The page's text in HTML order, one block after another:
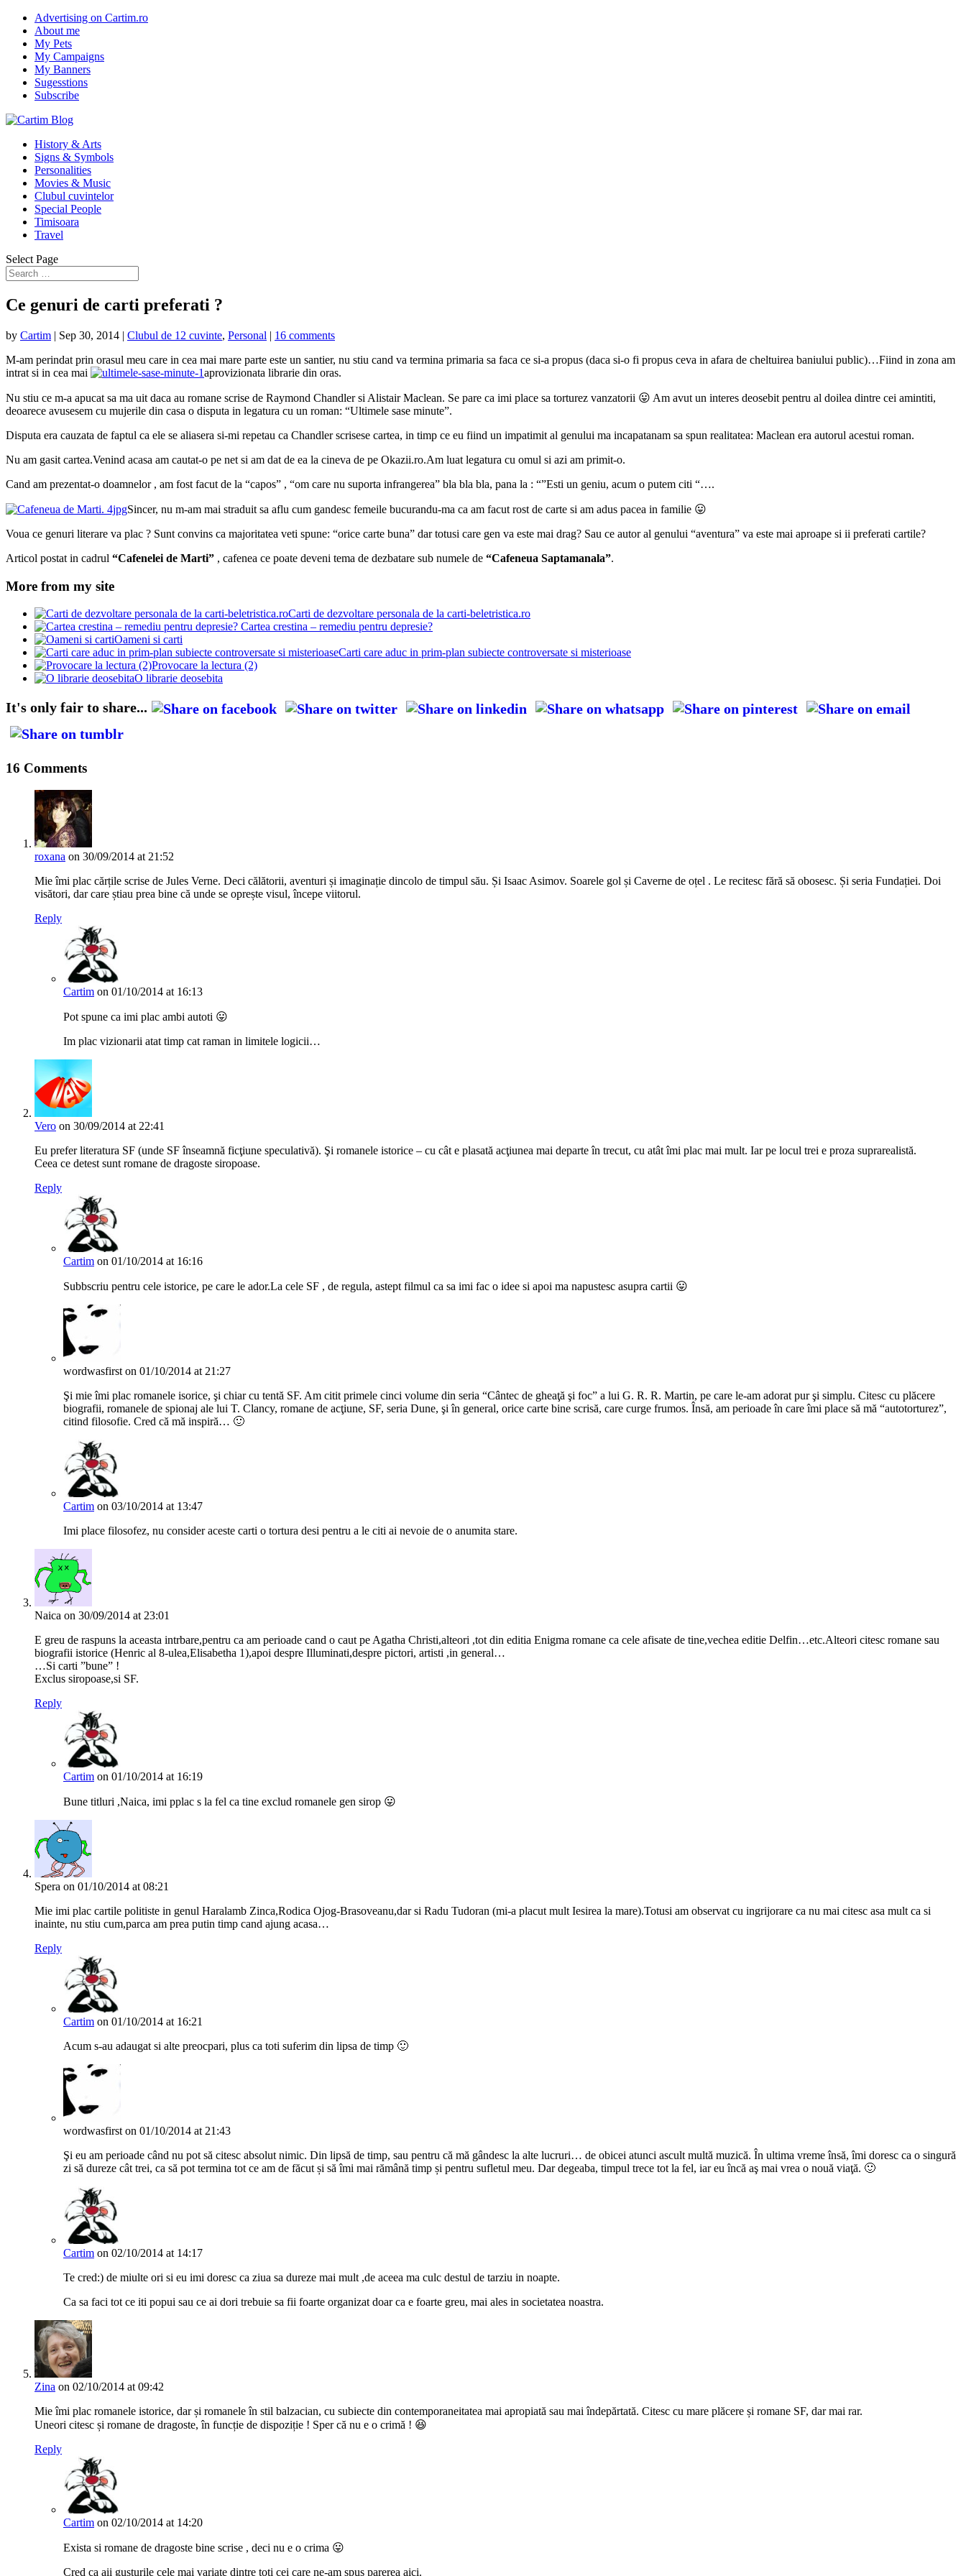
Advertising on Cartim.ro
About me
My Pets
My Campaigns
My Banners
Sugesstions
Subscribe
History & Arts
Signs & Symbols
Personalities
Movies & Music
Clubul cuvintelor
Special People
Timisoara
Travel
Select Page
Ce genuri de carti preferati ?
by Cartim | Sep 30, 2014 | Clubul de 12 cuvinte, Personal | 16 comments
M-am perindat prin orasul meu care in cea mai mare parte este un santier, nu stiu cand va termina primaria sa faca ce si-a propus (daca si-o fi propus ceva in afara de cheltuirea baniului public)…Fiind in zona am
intrat si in cea mai
aprovizionata librarie din oras.
Nu stiu ce m-a apucat sa ma uit daca au romane scrise de Raymond Chandler si Alistair Maclean. Se pare ca imi place sa torturez vanzatorii 😛 Am avut un interes deosebit pentru al doilea dintre cei amintiti,
deoarece avusesem cu mujerile din casa o disputa in legatura cu un roman: “Ultimele sase minute”.
Disputa era cauzata de faptul ca ele se aliasera si-mi repetau ca Chandler scrisese cartea, in timp ce eu fiind un impatimit al genului ma incapatanam sa spun realitatea: Maclean era autorul acestui roman.
Nu am gasit cartea.Venind acasa am cautat-o pe net si am dat de ea la cineva de pe Okazii.ro.Am luat legatura cu omul si azi am primit-o.
Cand am prezentat-o doamnelor , am fost facut de la “capos” , “om care nu suporta infrangerea” bla bla bla, pana la : “”Esti un geniu, acum o putem citi “….
Sincer, nu m-am mai straduit sa aflu cum gandesc femeile bucurandu-ma ca am facut rost de carte si am adus pacea in familie 😛
Voua ce genuri literare va plac ? Sunt convins ca majoritatea veti spune: “orice carte buna” dar totusi care gen va este mai drag? Sau ce autor al genului “aventura” va este mai aproape si ii preferati cartile?
Articol postat in cadrul “Cafenelei de Marti” , cafenea ce poate deveni tema de dezbatare sub numele de “Cafeneua Saptamanala”.
More from my site
Carti de dezvoltare personala de la carti-beletristica.ro
Cartea crestina – remediu pentru depresie?
Oameni si carti
Carti care aduc in prim-plan subiecte controversate si misterioase
Provocare la lectura (2)
O librarie deosebita
It's only fair to share...
16 Comments
roxana on 30/09/2014 at 21:52
Mie îmi plac cărțile scrise de Jules Verne. Deci călătorii, aventuri și imaginație dincolo de timpul său. Și Isaac Asimov. Soarele gol și Caverne de oțel . Le recitesc fără să obosesc. Și seria Fundației. Doi
visători, dar care știau prea bine că unde se oprește visul, începe viitorul.
Reply
Cartim on 01/10/2014 at 16:13
Pot spune ca imi plac ambi autoti 😛
Im plac vizionarii atat timp cat raman in limitele logicii…
Vero on 30/09/2014 at 22:41
Eu prefer literatura SF (unde SF înseamnă ficţiune speculativă). Şi romanele istorice – cu cât e plasată acţiunea mai departe în trecut, cu atât îmi plac mai mult. Iar pe locul trei e proza suprarealistă.
Ceea ce detest sunt romane de dragoste siropoase.
Reply
Cartim on 01/10/2014 at 16:16
Subbscriu pentru cele istorice, pe care le ador.La cele SF , de regula, astept filmul ca sa imi fac o idee si apoi ma napustesc asupra cartii 😛
wordwasfirst on 01/10/2014 at 21:27
Şi mie îmi plac romanele isorice, şi chiar cu tentă SF. Am citit primele cinci volume din seria “Cântec de gheaţă şi foc” a lui G. R. R. Martin, pe care le-am adorat pur şi simplu. Citesc cu plăcere
biografii, romanele de spionaj ale lui T. Clancy, romane de acţiune, SF, seria Dune, şi în general, orice carte bine scrisă, care curge frumos. Însă, am perioade în care îmi place să mă “autotorturez”,
citind filosofie. Cred că mă inspiră… 🙂
Cartim on 03/10/2014 at 13:47
Imi place filosofez, nu consider aceste carti o tortura desi pentru a le citi ai nevoie de o anumita stare.
Naica on 30/09/2014 at 23:01
E greu de raspuns la aceasta intrbare,pentru ca am perioade cand o caut pe Agatha Christi,alteori ,tot din editia Enigma romane ca cele afisate de tine,vechea editie Delfin…etc.Alteori citesc romane sau
biografii istorice (Henric al 8-ulea,Elisabetha 1),apoi despre Illuminati,despre pictori, artisti ,in general…
…Si carti ”bune” !
Exclus siropoase,si SF.
Reply
Cartim on 01/10/2014 at 16:19
Bune titluri ,Naica, imi pplac s la fel ca tine exclud romanele gen sirop 😛
Spera on 01/10/2014 at 08:21
Mie imi plac cartile politiste in genul Haralamb Zinca,Rodica Ojog-Brasoveanu,dar si Radu Tudoran (mi-a placut mult Iesirea la mare).Totusi am observat cu ingrijorare ca nu mai citesc asa mult ca si
inainte, nu stiu cum,parca am prea putin timp cand ajung acasa…
Reply
Cartim on 01/10/2014 at 16:21
Acum s-au adaugat si alte preocpari, plus ca toti suferim din lipsa de timp 🙂
wordwasfirst on 01/10/2014 at 21:43
Şi eu am perioade când nu pot să citesc absolut nimic. Din lipsă de timp, sau pentru că mă gândesc la alte lucruri… de obicei atunci ascult multă muzică. În ultima vreme însă, îmi doresc ca o singură
zi să dureze cât trei, ca să pot termina tot ce am de făcut și să îmi mai rămână timp și pentru sufletul meu. Dar degeaba, timpul trece tot la fel, iar eu încă aş mai vrea o nouă viaţă. 🙂
Cartim on 02/10/2014 at 14:17
Te cred:) de miulte ori si eu imi doresc ca ziua sa dureze mai mult ,de aceea ma culc destul de tarziu in noapte.
Ca sa faci tot ce iti popui sau ce ai dori trebuie sa fii foarte organizat doar ca e foarte greu, mai ales in societatea noastra.
Zina on 02/10/2014 at 09:42
Mie îmi plac romanele istorice, dar și romanele în stil balzacian, cu subiecte din contemporaneitatea mai apropiată sau mai îndepărtată. Citesc cu mare plăcere și romane SF, dar mai rar.
Uneori citesc și romane de dragoste, în funcție de dispoziție ! Sper că nu e o crimă ! 😆
Reply
Cartim on 02/10/2014 at 14:20
Exista si romane de dragoste bine scrise , deci nu e o crima 😛
Cred ca aii gusturile cele mai variate dintre toti cei care ne-am spus parerea aici.